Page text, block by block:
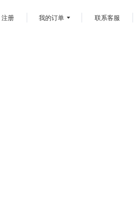
注册 我的订单 联系客服